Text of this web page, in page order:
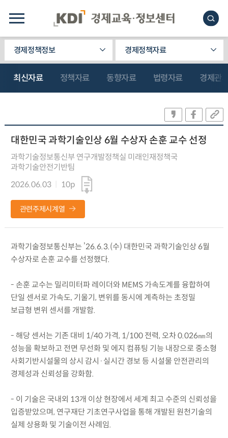
경제정책정보 경제정책자료
최신자료 정책자료 동향자료 법령자료 경제관
대한민국 과학기술인상 6월 수상자 손훈 교수 선정
과학기술정보통신부 연구개발정책실 미래인재정책국
과학기술안전기반팀
2026.06.03
10p
관련주제시계열
과학기술정보통신부는 ’26.6.3.(수) 대한민국 과학기술인상 6월
수상자로 손훈 교수를 선정했다.
- 손훈 교수는 밀리미터파 레이더와 MEMS 가속도계를 융합하여
단일 센서로 가속도, 기울기, 변위를 동시에 계측하는 초정밀
보급형 변위 센서를 개발함.
- 해당 센서는 기존 대비 1/40 가격, 1/100 전력, 오차 0.026㎜의
성능을 확보하고 전면 무선화 및 에지 컴퓨팅 기능 내장으로 중소형
사회기반시설물의 상시 감시·실시간 경보 등 시설물 안전관리의
경제성과 신뢰성을 강화함.
- 이 기술은 국내외 13개 이상 현장에서 세계 최고 수준의 신뢰성을
입증받았으며, 연구재단 기초연구사업을 통해 개발된 원천기술의
실제 상용화 및 기술이전 사례임.